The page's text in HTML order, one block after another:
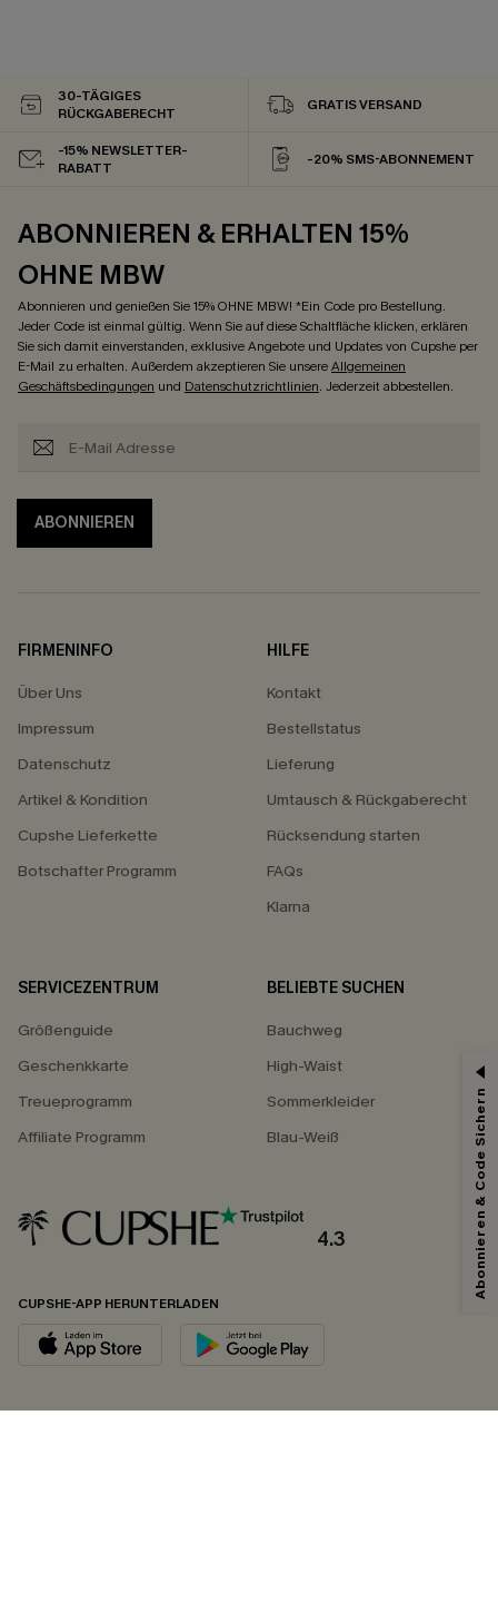
30-TÄGIGES
RÜCKGABERECHT
GRATIS VERSAND
-15% NEWSLETTER-
RABATT
-20% SMS-ABONNEMENT
ABONNIEREN & ERHALTEN 15%
OHNE MBW
Abonnieren und genießen Sie 15% OHNE MBW! *Ein Code pro Bestellung.
Jeder Code ist einmal gültig. Wenn Sie auf diese Schaltfläche klicken, erklären
Sie sich damit einverstanden, exklusive Angebote und Updates von Cupshe per
E-Mail zu erhalten. Außerdem akzeptieren Sie unsereAllgemeinen
Geschäftsbedingungen und Datenschutzrichtlinien. Jederzeit abbestellen.
ABONNIEREN
FIRMENINFO
Über Uns
Impressum
Datenschutz
Artikel & Kondition
Cupshe Lieferkette
Botschafter Programm
HILFE
Kontakt
Bestellstatus
Lieferung
Umtausch & Rückgaberecht
Rücksendung starten
FAQs
Klarna
SERVICEZENTRUM
Größenguide
Geschenkkarte
Treueprogramm
Affiliate Programm
BELIEBTE SUCHEN
Bauchweg
High-Waist
Sommerkleider
Blau-Weiß
4.3
CUPSHE-APP HERUNTERLADEN
Abonnieren & Code Sichern